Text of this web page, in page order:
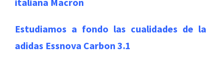
Estudiamos a fondo las cualidades de la
adidas Essnova Carbon 3.1